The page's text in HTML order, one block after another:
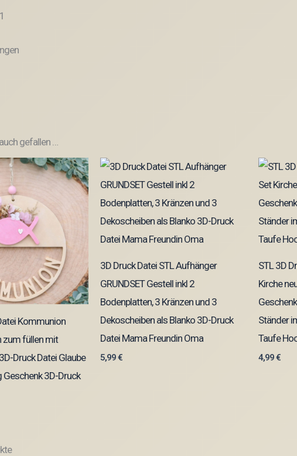
gefallen …
Kommunion
zum füllen mit
Druck Datei Glaube
3D-Druck
3D Druck Datei STL Aufhänger
GRUNDSET Gestell inkl 2
Bodenplatten, 3 Kränzen und 3
Dekoscheiben als Blanko 3D-Druck
Datei Mama Freundin Oma
5,99€
STL 3D
Kirche
Ständer
Taufe
4,99€